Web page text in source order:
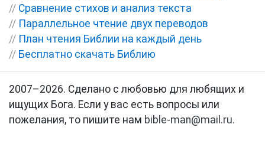
// Сравнение стихов и анализ текста
// Параллельное чтение двух переводов
// План чтения Библии на каждый день
// Бесплатно скачать Библию
2007–2026. Сделано с любовью для любящих и
ищущих Бога. Если у вас есть вопросы или
пожелания, то пишите нам bible-man@mail.ru.